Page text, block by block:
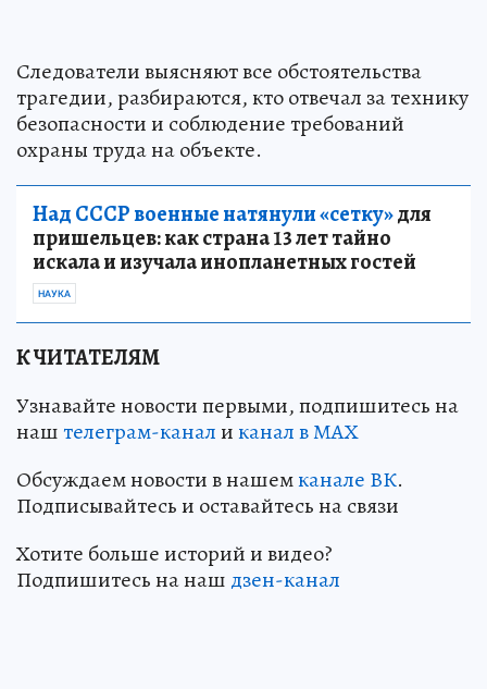
Следователи выясняют все обстоятельства
трагедии, разбираются, кто отвечал за технику
безопасности и соблюдение требований
охраны труда на объекте.
Над СССР военные натянули «сетку»для
пришельцев: как страна 13 лет тайно
искала и изучала инопланетных гостей
НАУКА
К ЧИТАТЕЛЯМ
Узнавайте новости первыми, подпишитесь на
наштелеграм-каналиканал в МАХ
Обсуждаем новости в нашемканале ВК.
Подписывайтесь и оставайтесь на связи
Хотите больше историй и видео?
Подпишитесь на наш дзен-канал